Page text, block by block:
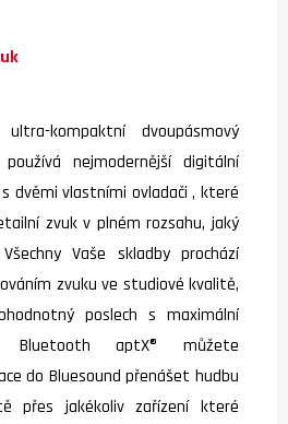
kompaktní dvoupásmový
nejmodernější digitální
dvěmi vlastními ovladači , které
zvuk v plném rozsahu, jaký
Vaše skladby prochází
zvuku ve studiové kvalitě,
poslech s maximální
Bluetooth aptX® můžete
do Bluesound přenášet hudbu
přes jakékoliv zařízení které